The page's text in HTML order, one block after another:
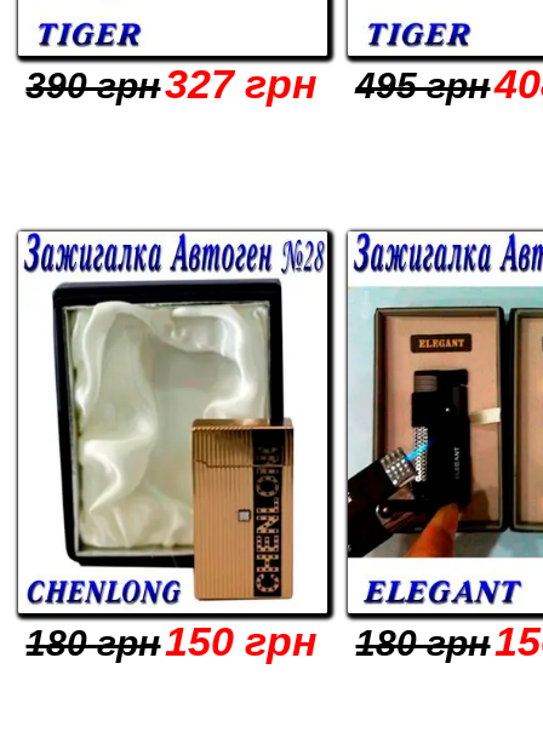
390 грн327 грн 495 грн
180 грн150 грн 180 грн